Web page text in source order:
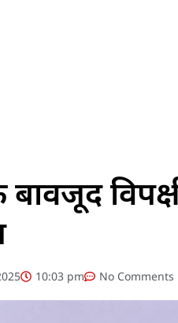
10:03 pm No Comments